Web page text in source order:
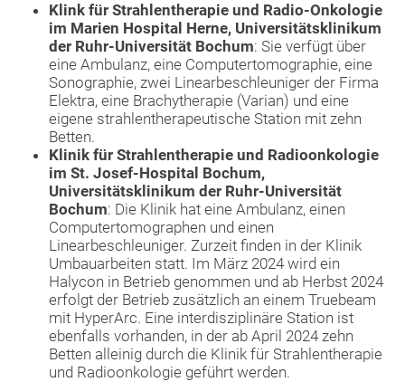
Klink für Strahlentherapie und Radio-Onkologie
im Marien Hospital Herne, Universitätsklinikum
der Ruhr-Universität Bochum: Sie verfügt über
eine Ambulanz, eine Computertomographie, eine
Sonographie, zwei Linearbeschleuniger der Firma
Elektra, eine Brachytherapie (Varian) und eine
eigene strahlentherapeutische Station mit zehn
Betten.
Klinik für Strahlentherapie und Radioonkologie
im St. Josef-Hospital Bochum,
Universitätsklinikum der Ruhr-Universität
Bochum: Die Klinik hat eine Ambulanz, einen
Computertomographen und einen
Linearbeschleuniger. Zurzeit finden in der Klinik
Umbauarbeiten statt. Im März 2024 wird ein
Halycon in Betrieb genommen und ab Herbst 2024
erfolgt der Betrieb zusätzlich an einem Truebeam
mit HyperArc. Eine interdisziplinäre Station ist
ebenfalls vorhanden, in der ab April 2024 zehn
Betten alleinig durch die Klinik für Strahlentherapie
und Radioonkologie geführt werden.